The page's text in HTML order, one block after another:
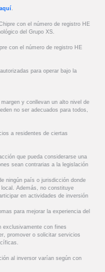
.
con el número de registro HE
del Grupo XS.
con el número de registro HE
para operar bajo la
y conllevan un alto nivel de
no ser adecuados para todos,
a residentes de ciertas
que pueda considerarse una
sean contrarias a la legislación
ningún país o jurisdicción donde
Además, no constituye
en actividades de inversión
para mejorar la experiencia del
exclusivamente con fines
promover o solicitar servicios
al inversor varían según con